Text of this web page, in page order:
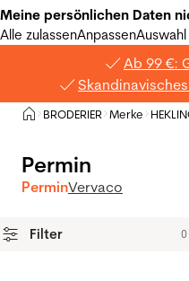
Meine persönlichen Daten
Alle zulassenAnpassen
Ab 99 €:
Privat
>BRODERIER >
Merke >
Permin
PerminVervaco
Filter 0